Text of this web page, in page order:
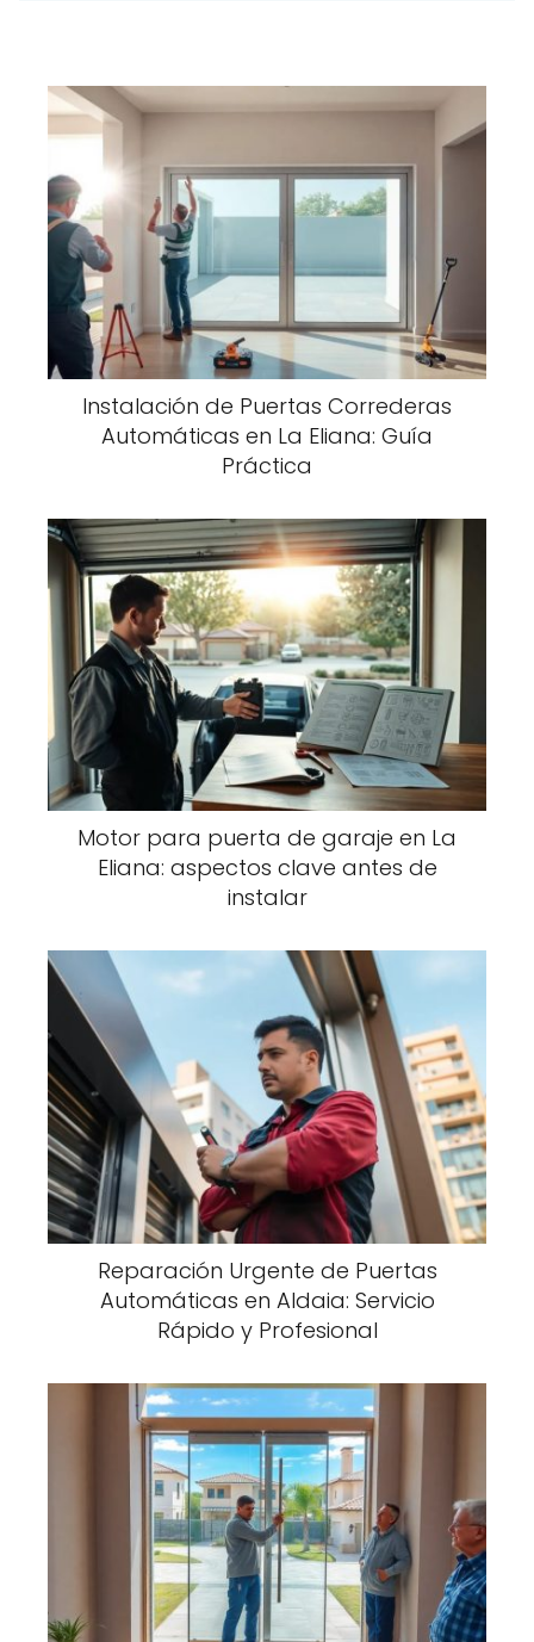
Instalación de Puertas Correderas
Automáticas en La Eliana: Guía
Práctica
Motor para puerta de garaje en La
Eliana: aspectos clave antes de
instalar
Reparación Urgente de Puertas
Automáticas en Aldaia: Servicio
Rápido y Profesional